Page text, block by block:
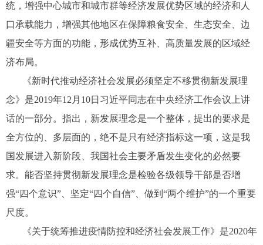
统，增强中心城市和城市群等经济发展优势区域的经济和人
口承载能力，增强其他地区在保障粮食安全、生态安全、边
疆安全等方面的功能，形成优势互补、高质量发展的区域经
济布局。
《新时代推动经济社会发展必须坚定不移贯彻新发展理
念》是2019年12月10日习近平同志在中央经济工作会议上讲
话的一部分。指出，新发展理念是一个整体，提出的要求是
全方位的、多层面的，绝不是只有经济指标这一项，这是我
国发展进入新阶段、我国社会主要矛盾发生变化的必然要
求。能否坚持贯彻新发展理念是检验各级领导干部是否增
强“四个意识”、坚定“四个自信”、做到“两个维护”的一个重要
尺度。
《关于统筹推进疫情防控和经济社会发展工作》是2020年